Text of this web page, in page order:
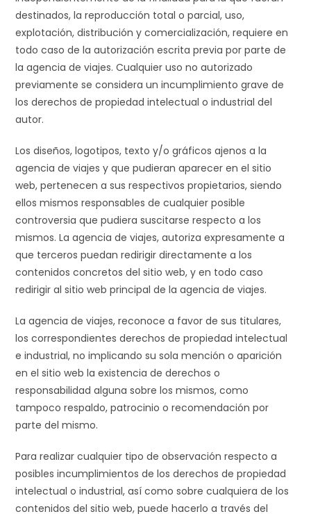
destinados, la reproducción total o parcial, uso,
explotación, distribución y comercialización, requiere en
todo caso de la autorización escrita previa por parte de
la agencia de viajes. Cualquier uso no autorizado
previamente se considera un incumplimiento grave de
los derechos de propiedad intelectual o industrial del
autor.
Los diseños, logotipos, texto y/o gráficos ajenos a la
agencia de viajes y que pudieran aparecer en el sitio
web, pertenecen a sus respectivos propietarios, siendo
ellos mismos responsables de cualquier posible
controversia que pudiera suscitarse respecto a los
mismos. La agencia de viajes, autoriza expresamente a
que terceros puedan redirigir directamente a los
contenidos concretos del sitio web, y en todo caso
redirigir al sitio web principal de la agencia de viajes.
La agencia de viajes, reconoce a favor de sus titulares,
los correspondientes derechos de propiedad intelectual
e industrial, no implicando su sola mención o aparición
en el sitio web la existencia de derechos o
responsabilidad alguna sobre los mismos, como
tampoco respaldo, patrocinio o recomendación por
parte del mismo.
Para realizar cualquier tipo de observación respecto a
posibles incumplimientos de los derechos de propiedad
intelectual o industrial, así como sobre cualquiera de los
contenidos del sitio web, puede hacerlo a través del